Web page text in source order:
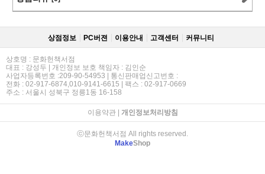
상점정보 PC버젼 이용안내 고객센터 커뮤니티
상호명 : 문화헌책서점
대표 : 강성두 | 개인정보 보호 책임자 : 김인순
사업자등록번호 :209-90-54953 | 통신판매업신고번호 :
전화 : 02-917-6874,010-9141-6615 | 팩스 : 02-917-0669
주소 : 서울시 성북구 정릉1동 16-158
이용약관| 개인정보처리방침
ⓒ문화헌책서점 All rights reserved.
MakeShop